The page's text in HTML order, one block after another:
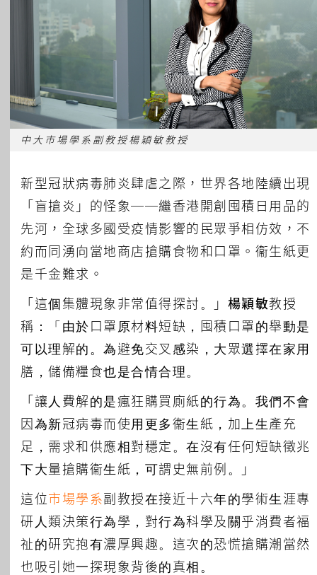
中大巿場學系副教授楊穎敏教授
新型冠狀病毒肺炎肆虐之際，世界各地陸續出現
「盲搶炎」的怪象──繼香港開創囤積日用品的
先河，全球多國受疫情影響的民眾爭相仿效，不
約而同湧向當地商店搶購食物和口罩。衞生紙更
是千金難求。
「這個集體現象非常值得探討。」 楊穎敏教授
稱：「由於口罩原材料短缺，囤積口罩的舉動是
可以理解的。為避免交叉感染，大眾選擇在家用
膳，儲備糧食也是合情合理。
「讓人費解的是瘋狂購買廁紙的行為。我們不會
因為新冠病毒而使用更多衞生紙，加上生產充
足，需求和供應相對穩定。在沒有任何短缺徵兆
下大量搶購衞生紙，可謂史無前例。」
這位市場學系副教授在接近十六年的學術生涯專
研人類決策行為學，對行為科學及關乎消費者福
祉的研究抱有濃厚興趣。這次的恐慌搶購潮當然
也吸引她一探現象背後的真相。